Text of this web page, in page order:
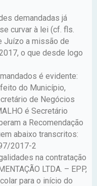
demandadas já
curvar à lei (cf. fls.
Juízo a missão de
o que desde logo
é evidente:
do Município,
de Negócios
é Secretário
a Recomendação
abaixo transcritos:
2017-2
na contratação
LTDA. – EPP,
para o início do